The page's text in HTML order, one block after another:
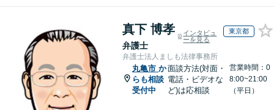
真下 博孝
弁護士
インタビュ
ーを見る
東京都
弁護士法人ましも法律事務所
丸亀市 か
らも相談
受付中
面談方法(対面・
電話・ビデオな
ど)は応相談
営業時間：0
8:00~21:00
（平日）